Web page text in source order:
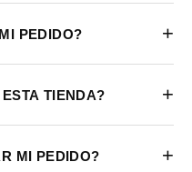
PEDIDO? +
TIENDA? +
MI PEDIDO? +